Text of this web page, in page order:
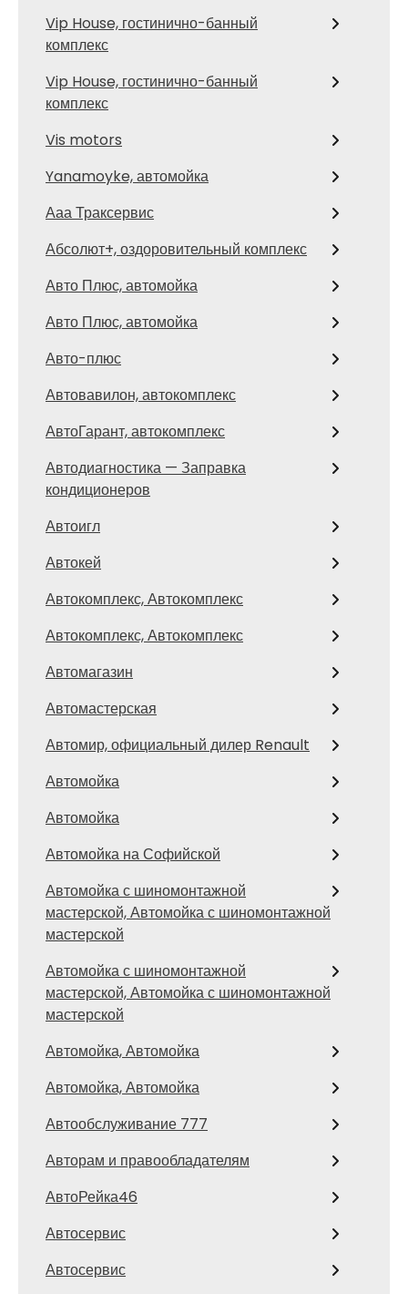
Vip House, гостинично-банный
комплекс
Vip House, гостинично-банный
комплекс
Vis motors
Yanamoyke, автомойка
Ааа Траксервис
Абсолют+, оздоровительный комплекс
Авто Плюс, автомойка
Авто Плюс, автомойка
Авто-плюс
Автовавилон, автокомплекс
АвтоГарант, автокомплекс
Автодиагностика — Заправка
кондиционеров
Автоигл
Автокей
Автокомплекс, Автокомплекс
Автокомплекс, Автокомплекс
Автомагазин
Автомастерская
Автомир, официальный дилер Renault
Автомойка
Автомойка
Автомойка на Софийской
Автомойка с шиномонтажной
мастерской, Автомойка с шиномонтажной
мастерской
Автомойка с шиномонтажной
мастерской, Автомойка с шиномонтажной
мастерской
Автомойка, Автомойка
Автомойка, Автомойка
Автообслуживание 777
Авторам и правообладателям
АвтоРейка46
Автосервис
Автосервис